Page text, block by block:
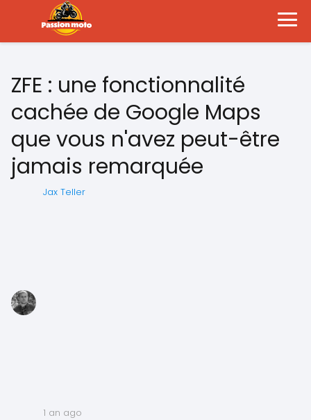
ZFE : une fonctionnalité
cachée de Google Maps
que vous n'avez peut-être
jamais remarquée
Jax Teller
1 an ago